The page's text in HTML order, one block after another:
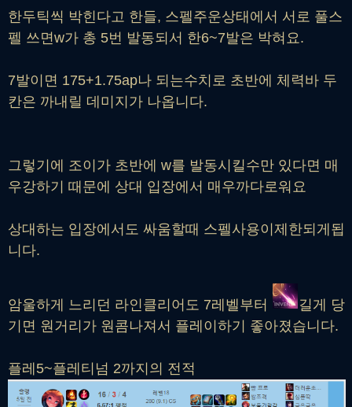
한두틱씩 박힌다고 한들, 스펠주운상태에서 서로 풀스
펠 쓰면w가 총 5번 발동되서 한6~7발은 박혀요.
7발이면 175+1.75ap나 되는수치로 초반에 체력바 두
칸은 까내릴 데미지가 나옵니다.
그렇기에 조이가 초반에 w를 발동시킬수만 있다면 매
우강하기 때문에 상대 입장에서 매우까다로워요
상대하는 입장에서도 싸움할때 스펠사용이제한되게됩
니다.
암울하게 느리던 라인클리어도 7레벨부터
길게 당
기면 원거리가 원콤나져서 플레이하기 좋아졌습니다.
플레5~플레티넘 2까지의 전적